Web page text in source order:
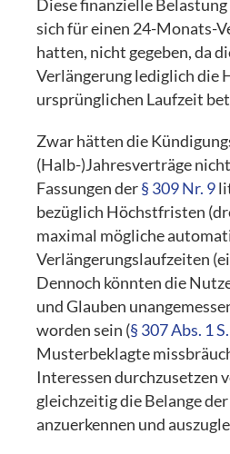
Diese finanzielle
sich für einen 24-Monats-
hatten, nicht gegeben, da
Verlängerung lediglich die
ursprünglichen Laufzeit
Zwar hätten die
(Halb-)Jahresverträge
Fassungen der§ 309 Nr. 9
bezüglich Höchstfristen
maximal mögliche
Verlängerungslaufzeiten
Dennoch könnten die
und Glauben
worden sein (§ 307 Abs. 1
Musterbeklagte
Interessen durchzusetzen
gleichzeitig die Belange
anzuerkennen und